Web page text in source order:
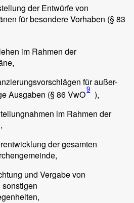
der Entwürfe von
für besondere Vorhaben (§ 83
im Rahmen der
für außer-
Ausgaben (§ 86 VwO9 ),
im Rahmen der
der gesamten
und Vergabe von